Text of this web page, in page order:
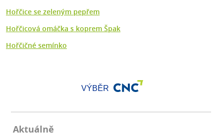
Hořčice se zeleným pepřem
Hořčicová omáčka s koprem Špak
Hořčičné semínko
VÝBĚR
Aktuálně